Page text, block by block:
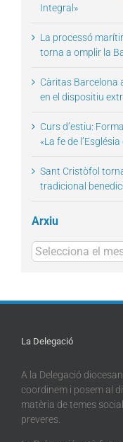
Integral»
La processó
torna a omplir la
Càritas Barcelona
en el dispositiu
Curs d’estiu:
«La fe de
Sant Cristòfol
tradicional
Arxiu
Arxius
La Delegació
A la Delegació
coordinem i posem al
matèria de temes
preveres.